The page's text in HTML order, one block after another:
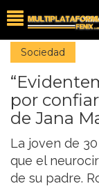
Sociedad
por
de Jana
La joven de
que el
de su padre.